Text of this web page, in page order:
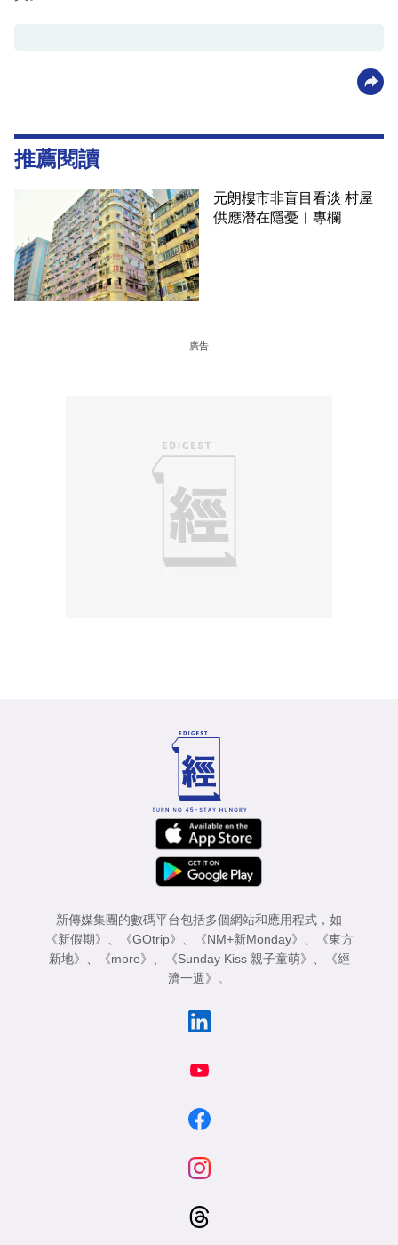
推薦閱讀
元朗樓市非盲目看淡 村屋
供應潛在隱憂︳專欄
廣告
新傳媒集團的數碼平台包括多個網站和應用程式，如
《新假期》 、 《GOtrip》 、 《NM+新Monday》 、
《東方
新地》 、 《more》 、 《Sunday Kiss 親子童萌》 、
《經
濟一週》 。